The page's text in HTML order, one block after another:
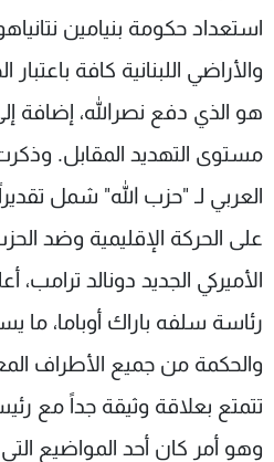
استعداد حكومة بنيامين
والأراضي اللبنانية كافة
هو الذي دفع نصرالله، إضافة
مستوى التهديد المقابل. وذكرت
العربي لـ "حزب الله" شمل
على الحركة الإقليمية وضد
الأميركي الجديد دونالد ترامب،
رئاسة سلفه باراك أوباما، ما
والحكمة من جميع الأطراف
تتمتع بعلاقة وثيقة جداً مع
وهو أمر كان أحد المواضيع